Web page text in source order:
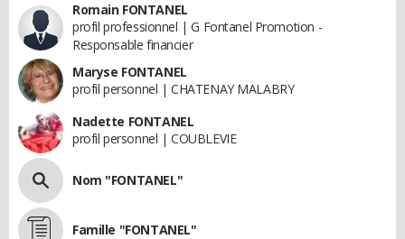
Romain FONTANEL
profil professionnel | G Fontanel Promotion -
Responsable financier
Maryse FONTANEL
profil personnel | CHATENAY MALABRY
Nadette FONTANEL
profil personnel | COUBLEVIE
Nom "FONTANEL"
Famille "FONTANEL"